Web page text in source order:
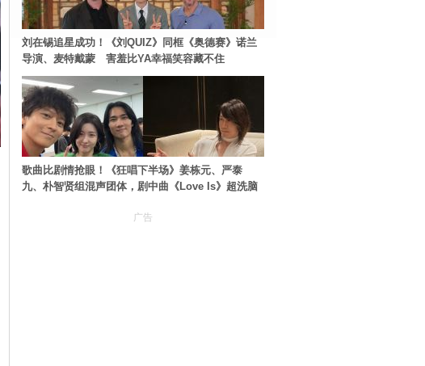
刘在锡追星成功！《刘QUIZ》同框《奥德赛》诺兰
导演、麦特戴蒙 害羞比YA幸福笑容藏不住
歌曲比剧情抢眼！《狂唱下半场》姜栋元、严泰
九、朴智贤组混声团体，剧中曲《Love Is》超洗脑
广告